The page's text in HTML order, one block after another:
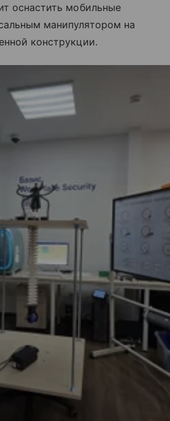
оснастить мобильные
манипулятором на
конструкции.